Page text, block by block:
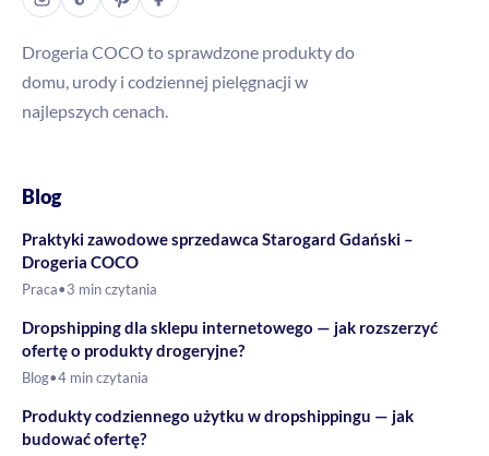
Drogeria COCO to sprawdzone produkty do
domu, urody i codziennej pielęgnacji w
najlepszych cenach.
Blog
Praktyki zawodowe sprzedawca Starogard Gdański –
Drogeria COCO
Praca•3 min czytania
Dropshipping dla sklepu internetowego — jak rozszerzyć
ofertę o produkty drogeryjne?
Blog•4 min czytania
Produkty codziennego użytku w dropshippingu — jak
budować ofertę?